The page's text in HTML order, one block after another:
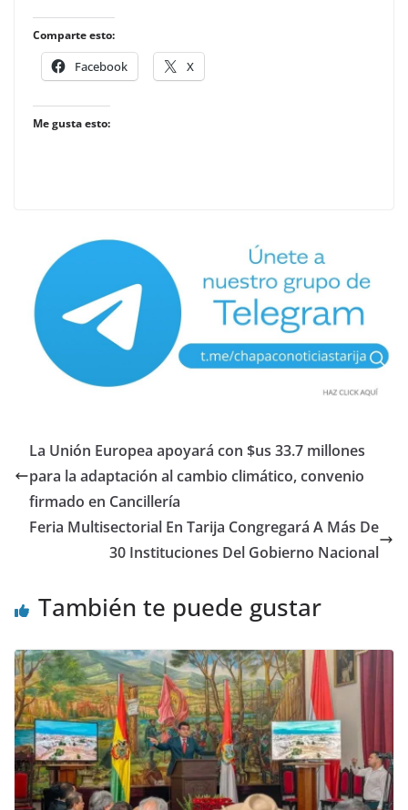
Comparte esto:
Facebook X
Me gusta esto:
La Unión Europea apoyará con $us 33.7 millones
para la adaptación al cambio climático, convenio
firmado en Cancillería
Feria Multisectorial En Tarija Congregará A Más De
30 Instituciones Del Gobierno Nacional
También te puede gustar